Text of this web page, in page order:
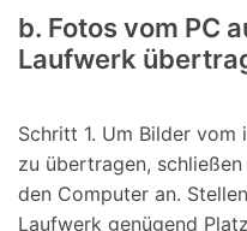
b. Fotos vom PC
Laufwerk
Schritt 1. Um Bilder vom
zu übertragen,
den Computer an.
Laufwerk genügend